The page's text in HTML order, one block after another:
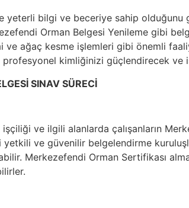
yeterli bilgi ve beceriye sahip olduğunu
Orman Belgesi Yenileme gibi
ve ağaç kesme işlemleri gibi önemli
kimliğinizi güçlendirecek ve
SINAV SÜRECİ
ve ilgili alanlarda çalışanların
ve güvenilir belgelendirme
Merkezefendi Orman Sertifikası